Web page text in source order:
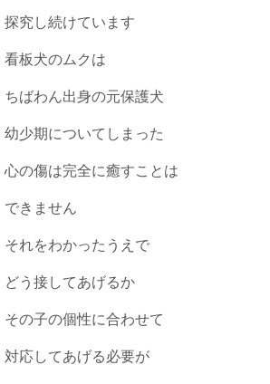
探究し続けています
看板犬のムクは
ちばわん出身の元保護犬
幼少期についてしまった
心の傷は完全に癒すことは
できません
それをわかったうえで
どう接してあげるか
その子の個性に合わせて
対応してあげる必要が